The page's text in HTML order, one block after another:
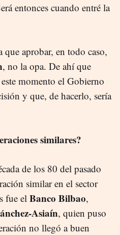
entonces cuando entré la
aprobar, en todo caso,
, no la opa. De ahí que
momento el Gobierno
y que, de hacerlo, sería
similares?
de los 80 del pasado
similar en el sector
fue el Banco Bilbao,
Asiaín, quien puso
no llegó a buen